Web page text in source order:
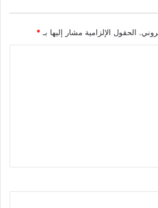
الحقول الإلزامية مشار إليها بـ *